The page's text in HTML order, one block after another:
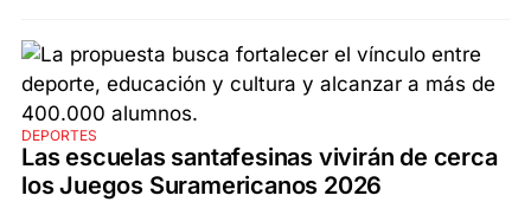
DEPORTES
Las escuelas santafesinas vivirán de cerca
los Juegos Suramericanos 2026